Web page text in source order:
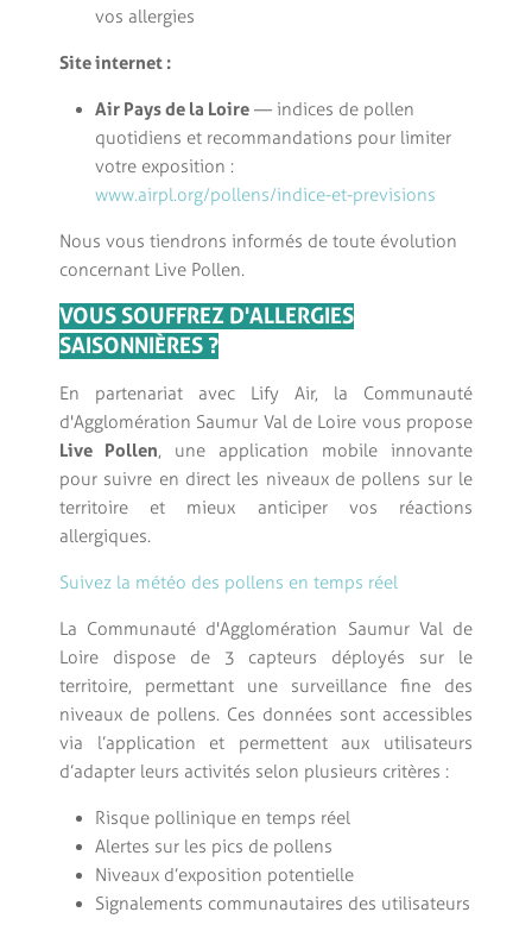
vos allergies
Site internet :
Air Pays de la Loire — indices de pollen
quotidiens et recommandations pour limiter
votre exposition :
www.airpl.org/pollens/indice-et-previsions
Nous vous tiendrons informés de toute évolution
concernant Live Pollen.
VOUS SOUFFREZ D'ALLERGIES
SAISONNIÈRES ?
En partenariat avec Lify Air, la Communauté
d'Agglomération Saumur Val de Loire vous propose
Live Pollen, une application mobile innovante
pour suivre en direct les niveaux de pollens sur le
territoire et mieux anticiper vos réactions
allergiques.
Suivez la météo des pollens en temps réel
La Communauté d'Agglomération Saumur Val de
Loire dispose de 3 capteurs déployés sur le
territoire, permettant une surveillance fine des
niveaux de pollens. Ces données sont accessibles
via l’application et permettent aux utilisateurs
d’adapter leurs activités selon plusieurs critères :
Risque pollinique en temps réel
Alertes sur les pics de pollens
Niveaux d’exposition potentielle
Signalements communautaires des utilisateurs